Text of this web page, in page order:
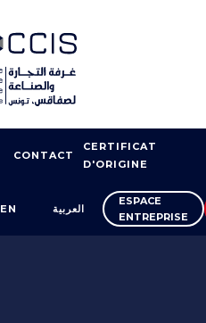
CONTACT
CERTIFICAT
D'ORIGINE
EN العربية
ESPACE
ENTREPRISE